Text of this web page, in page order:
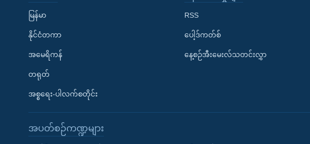
မြန်မာ
နိုင်ငံတကာ
အမေရိကန်
တရုတ်
အစ္စရေး-ပါလက်စတိုင်း
RSS
ပေါ့ဒ်ကတ်စ်
နေ့စဉ်အီးမေးလ်သတင်းလွှာ
အပတ်စဉ်ကဏ္ဍများ